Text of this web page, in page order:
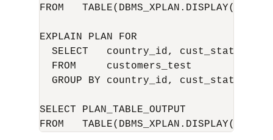
FROM
EXPLAIN PLAN FOR
SELECT   country_id,
  FROM     customers_test
GROUP BY country_id,
SELECT PLAN_TABLE_OUTPUT